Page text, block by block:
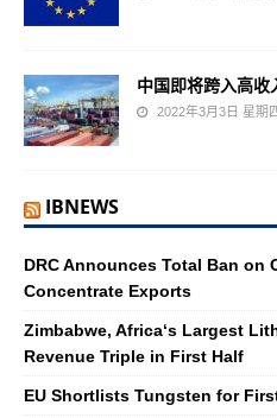
中国即将跨入高收
2022年3月3日 星期
IBNEWS
DRC Announces Total Ban on
Concentrate Exports
Zimbabwe, Africa‘s Largest
Revenue Triple in First Half
EU Shortlists Tungsten for